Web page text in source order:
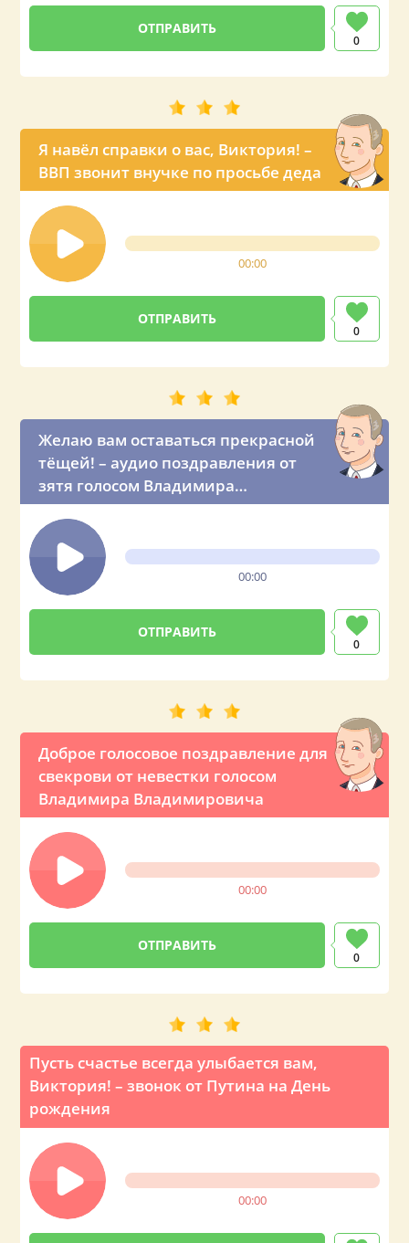
0
Я навёл справки о вас, Виктория! –
ВВП звонит внучке по просьбе деда
00:00
0
Желаю вам оставаться прекрасной
тёщей! – аудио поздравления от
зятя голосом Владимира
Владимировича Путина
00:00
0
Доброе голосовое поздравление для
свекрови от невестки голосом
Владимира Владимировича
00:00
0
Пусть счастье всегда улыбается вам,
Виктория! – звонок от Путина на День
рождения
00:00